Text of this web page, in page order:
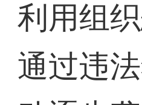
利用组织
通过违